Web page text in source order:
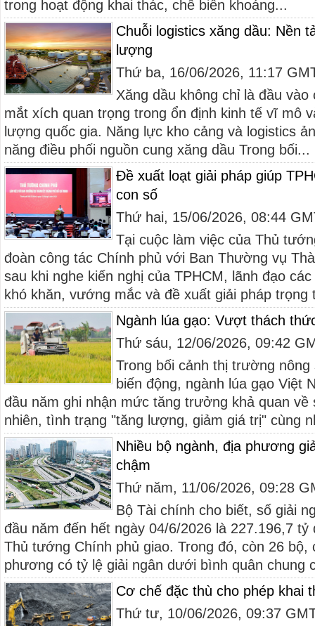
trong hoạt động khai thác, chế biến khoáng...
Chuỗi logistics xăng dầu: Nền
lượng
Thứ ba, 16/06/2026, 11:17
Xăng dầu không chỉ là đầu
mắt xích quan trọng trong ổn định kinh tế vĩ mô
lượng quốc gia. Năng lực kho cảng và logistics
năng điều phối nguồn cung xăng dầu Trong bối...
Đề xuất loạt giải pháp giúp
con số
Thứ hai, 15/06/2026, 08:44
Tại cuộc làm việc của Thủ
đoàn công tác Chính phủ với Ban Thường vụ
sau khi nghe kiến nghị của TPHCM, lãnh đạo
khó khăn, vướng mắc và đề xuất giải pháp trọng
Ngành lúa gạo: Vượt thách
Thứ sáu, 12/06/2026, 09:42
Trong bối cảnh thị trường
biến động, ngành lúa gạo Việt
đầu năm ghi nhận mức tăng trưởng khả quan về
nhiên, tình trạng "tăng lượng, giảm giá trị" cùng
Nhiều bộ ngành, địa phương
chậm
Thứ năm, 11/06/2026, 09:28
Bộ Tài chính cho biết, số giải
đầu năm đến hết ngày 04/6/2026 là 227.196,7
Thủ tướng Chính phủ giao. Trong đó, còn 26 bộ,
phương có tỷ lệ giải ngân dưới bình quân chung
Cơ chế đặc thù cho phép khai
Thứ tư, 10/06/2026, 09:37